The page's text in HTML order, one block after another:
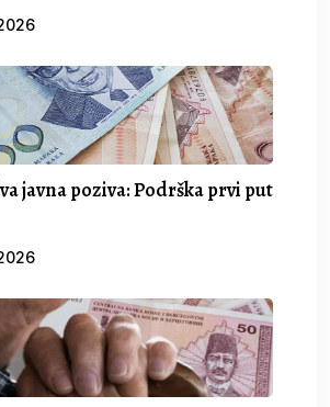
javna poziva: Podrška prvi put